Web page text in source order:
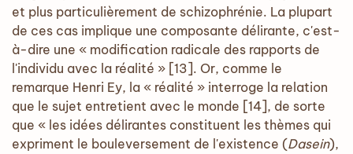
et plus particulièrement de schizophrénie. La plupart
de ces cas implique une composante délirante, c'est-
à-dire une « modification radicale des rapports de
l'individu avec la réalité » [13]. Or, comme le
remarque Henri Ey, la « réalité » interroge la relation
que le sujet entretient avec le monde [14], de sorte
que « les idées délirantes constituent les thèmes qui
expriment le bouleversement de l'existence (Dasein),